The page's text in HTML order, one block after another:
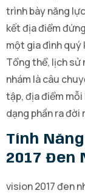
trình bày năng
kết địa điểm
một gia đình quý
Tổng thể, lịch sử
nhám là câu
tập, địa điểm
dạng phần ra
Tính
2017 Đen
vision 2017 đen